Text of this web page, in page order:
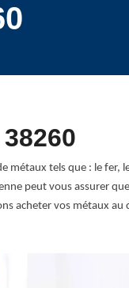
métaux tels que : le fer,
peut vous assurer
acheter vos métaux